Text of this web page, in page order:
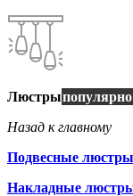
Люстрыпопулярно
Назад к главному
Подвесные люстры
Накладные